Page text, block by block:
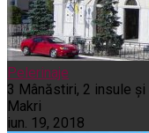
Pelerinaje
3 Mânăstiri, 2 insule și
Makri
iun. 19, 2018